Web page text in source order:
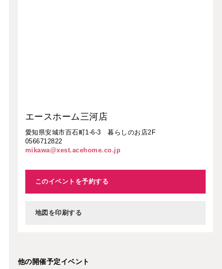
エースホーム三河店
愛知県安城市百石町1-6-3 暮らしのお店2F
0566712822
mikawa@xest.acehome.co.jp
このイベントを予約する
地図を印刷する
他の開催予定イベント